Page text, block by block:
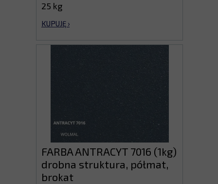
25 kg
KUPUJĘ ›
FARBA ANTRACYT 7016 (1kg)
drobna struktura, półmat,
brokat